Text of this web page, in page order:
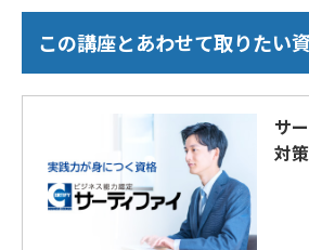
この講座とあわせて取りたい
サ
対